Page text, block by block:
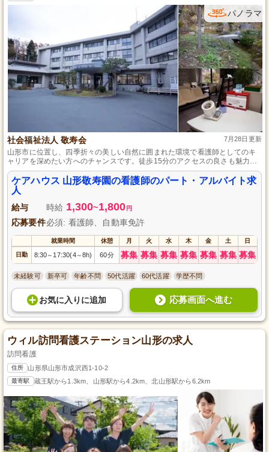
パノラマ
社会福祉法人 敬寿会 7月28日更新
山形市に位置し、四季折々の美しい自然に囲まれた環境で看護師としてのキ
ャリアを深めたい方へのチャンスです。徒歩15分のアクセスの良さも魅力的
で、まごころとおもいやりを持って利用者様に寄り添える方を募集していま
す。パート・アルバイトから始め、将来的には契約社員や正職員への道も開
かれています。
ケアハウス 山形敬寿園の看護師のパート・アルバイト求
人
給与 時給 1,300~1,800 円
応募要件必須: 看護師、自動車免許
就業時間 休憩 月 火 水 木 金 土 日
日勤 8:30～ 17:30(4～8h) 60分 募集 募集 募集 募集 募集 募集 募集
未経験可 新卒可 年齢不問 50代活躍 60代活躍 学歴不問
お気に入り に追加 応募画面へ進む
ウィル訪問看護ステーション山形の求人
訪問看護
住所 山形県山形市成沢西1-10-2
最寄駅 蔵王駅から1.3km、山形駅から4.2km、北山形駅から6.2km